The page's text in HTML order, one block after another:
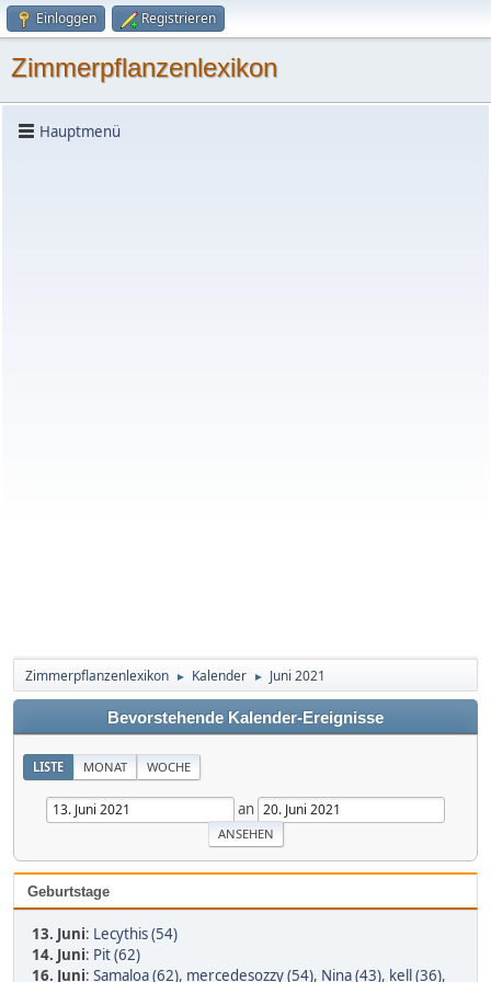
Einloggen Registrieren
Zimmerpflanzenlexikon
Hauptmenü
Zimmerpflanzenlexikon ► Kalender ► Juni 2021
Bevorstehende Kalender-Ereignisse
LISTE MONAT WOCHE
an
Geburtstage
13. Juni: Lecythis (54)
14. Juni: Pit (62)
16. Juni: Samaloa (62), mercedesozzy (54), Nina (43), kell (36),